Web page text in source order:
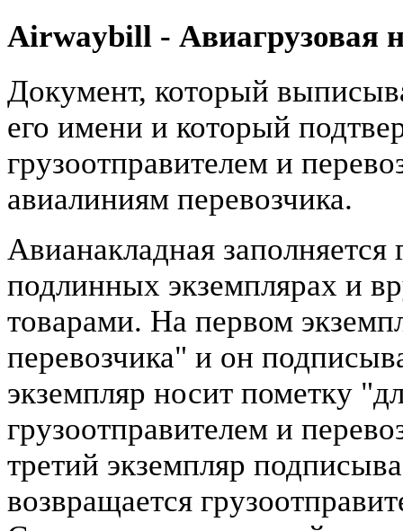
Airwaybill - Авиагрузовая
Документ, который
его имени и который
грузоотправителем и
авиалиниям перевозчика.
Авианакладная заполняется
подлинных экземплярах и
товарами. На первом
перевозчика" и он
экземпляр носит пометку
грузоотправителем и
третий экземпляр
возвращается